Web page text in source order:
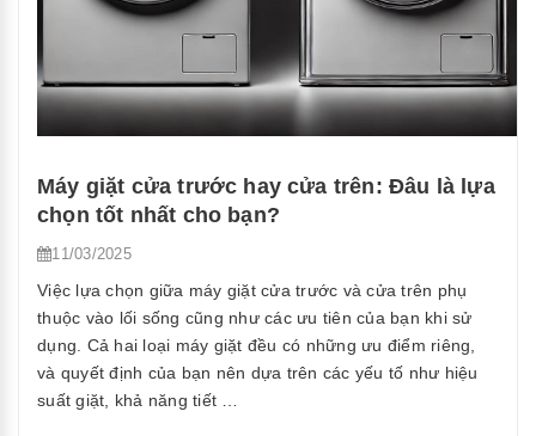
Máy giặt cửa trước hay cửa trên: Đâu là lựa
chọn tốt nhất cho bạn?
11/03/2025
Việc lựa chọn giữa máy giặt cửa trước và cửa trên phụ
thuộc vào lối sống cũng như các ưu tiên của bạn khi sử
dụng. Cả hai loại máy giặt đều có những ưu điểm riêng,
và quyết định của bạn nên dựa trên các yếu tố như hiệu
suất giặt, khả năng tiết …